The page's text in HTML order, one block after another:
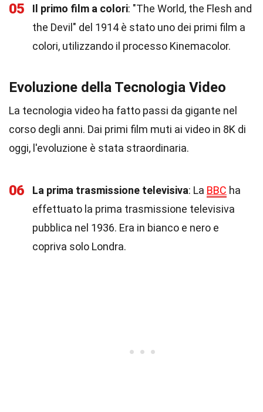
05 Il primo film a colori: "The World, the Flesh and
the Devil" del 1914 è stato uno dei primi film a
colori, utilizzando il processo Kinemacolor.
Evoluzione della Tecnologia Video
La tecnologia video ha fatto passi da gigante nel
corso degli anni. Dai primi film muti ai video in 8K di
oggi, l'evoluzione è stata straordinaria.
06 La prima trasmissione televisiva: La BBC ha
effettuato la prima trasmissione televisiva
pubblica nel 1936. Era in bianco e nero e
copriva solo Londra.